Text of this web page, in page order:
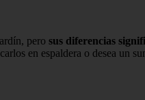
pero sus diferencias
en espaldera o desea un